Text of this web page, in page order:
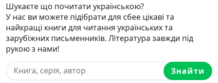
Шукаєте що почитати українською?
У нас ви можете підібрати для сбее цікаві та
найкращі книги для читання українських та
зарубіжних письменників. Література завжди під
рукою з нами!
Знайти